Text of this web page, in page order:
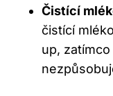
Čistící
čistící
up,